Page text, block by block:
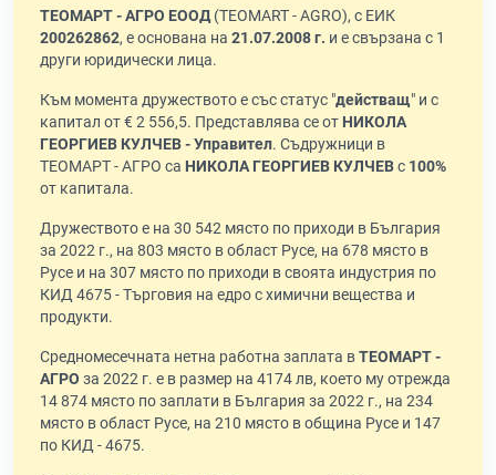
ТЕОМАРТ - АГРО ЕООД(TEOMART - AGRO), с ЕИК
200262862, е основана на 21.07.2008 г. и е свързана с 1
други юридически лица.
Към момента дружеството е със статус "действащ" и с
капитал от € 2 556,5. Представлява се от НИКОЛА
ГЕОРГИЕВ КУЛЧЕВ - Управител. Съдружници в
ТЕОМАРТ - АГРО са НИКОЛА ГЕОРГИЕВ КУЛЧЕВс 100%
от капитала.
Дружеството е на 30 542 място по приходи в България
за 2022 г., на 803 място в област Русе, на 678 място в
Русе и на 307 място по приходи в своята индустрия по
КИД 4675 - Търговия на едро с химични вещества и
продукти.
Средномесечната нетна работна заплата вТЕОМАРТ -
АГРО за 2022 г. е в размер на 4174 лв, което му отрежда
14 874 място по заплати в България за 2022 г., на 234
място в област Русе, на 210 място в община Русе и 147
по КИД - 4675.